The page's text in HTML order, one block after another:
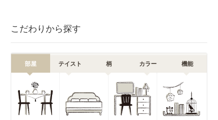
こだわりから探す
部屋 テイスト 柄 カラー 機能